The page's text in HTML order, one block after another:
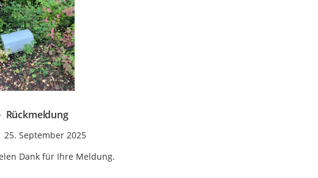
Rückmeldung
Zeitpunkt des Erstellens
25. September 2025
Dank für Ihre Meldung.